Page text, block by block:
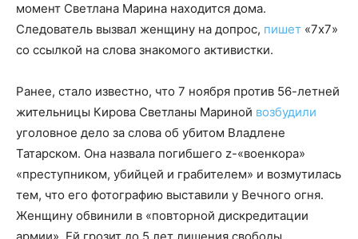
момент Светлана Марина находится дома.
Следователь вызвал женщину на допрос, пишет «7х7»
со ссылкой на слова знакомого активистки.
Ранее, стало известно, что 7 ноября против 56-летней
жительницы Кирова Светланы Мариной возбудили
уголовное дело за слова об убитом Владлене
Татарском. Она назвала погибшего z-«военкора»
«преступником, убийцей и грабителем» и возмутилась
тем, что его фотографию выставили у Вечного огня.
Женщину обвинили в «повторной дискредитации